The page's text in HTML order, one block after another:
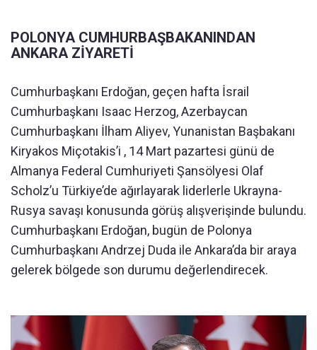
POLONYA CUMHURBAŞBAKANINDAN
ANKARA ZİYARETİ
Cumhurbaşkanı Erdoğan, geçen hafta İsrail
Cumhurbaşkanı Isaac Herzog, Azerbaycan
Cumhurbaşkanı İlham Aliyev, Yunanistan Başbakanı
Kiryakos Miçotakis’i , 14 Mart pazartesi günü de
Almanya Federal Cumhuriyeti Şansölyesi Olaf
Scholz’u Türkiye’de ağırlayarak liderlerle Ukrayna-
Rusya savaşı konusunda görüş alışverişinde bulundu.
Cumhurbaşkanı Erdoğan, bugün de Polonya
Cumhurbaşkanı Andrzej Duda ile Ankara’da bir araya
gelerek bölgede son durumu değerlendirecek.